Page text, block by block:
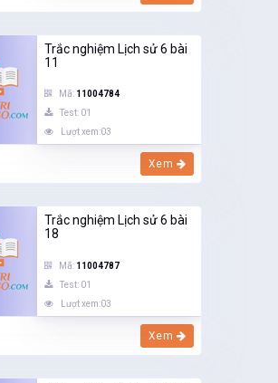
Trắc nghiệm Lịch sử 6 bài
11
Mã: 11004784
Test: 01
Lượt xem:03
Xem
Trắc nghiệm Lịch sử 6 bài
18
Mã: 11004787
Test: 01
Lượt xem:03
Xem